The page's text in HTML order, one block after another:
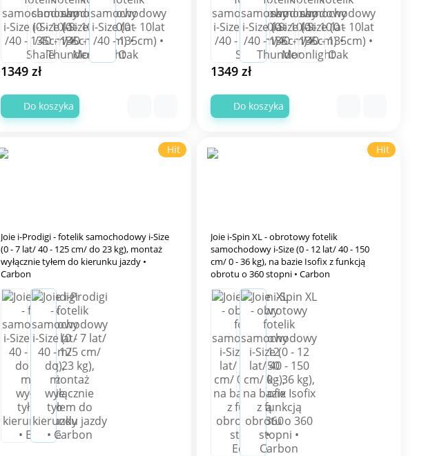
1349 zł
Do koszyka
1349 zł
Do koszyka
Hit
Joie i-Prodigi - fotelik samochodowy i-Size
(0 - 7 lat/ 40 - 125 cm/ do 23 kg), montaż
wyłącznie tyłem do kierunku jazdy •
Carbon
Hit
Joie i-Spin XL - obrotowy fotelik
samochodowy i-Size (0 - 12 lat/ 40 - 150
cm/ 0 - 36 kg), na bazie Isofix z funkcją
obrotu o 360 stopni • Carbon